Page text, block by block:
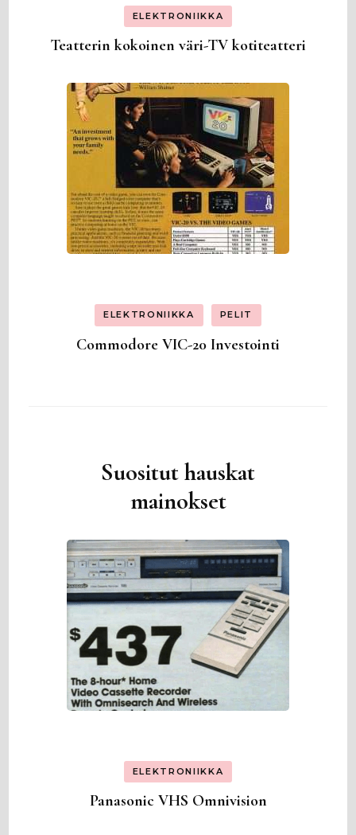
ELEKTRONIIKKA
Teatterin kokoinen väri-TV kotiteatteri
ELEKTRONIIKKA PELIT
Commodore VIC-20 Investointi
Suositut hauskat
mainokset
ELEKTRONIIKKA
Panasonic VHS Omnivision